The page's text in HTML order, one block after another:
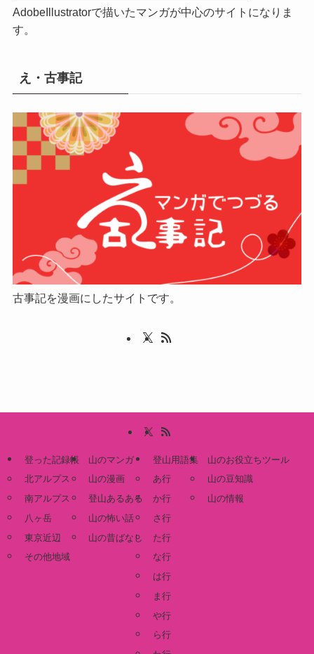
AdobeIllustratorで描いたマンガが中心のサイトになりま
す。
え・古事記
古事記を漫画にしたサイトです。
登った記録帳
北アルプス
南アルプス
八ヶ岳
東京近辺
その他地域
山のマンガ
山の漫画
登山あるある
山の怖い話
山の昔ばなし
登山用語集
あ行
か行
さ行
た行
な行
は行
ま行
や行
ら行
山のお役立ちツール
山の豆知識
山の情報